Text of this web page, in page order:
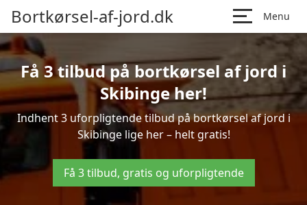
Bortkørsel-af-jord.dk Menu
Få 3 tilbud på bortkørsel af jord i
Skibinge her!
Indhent 3 uforpligtende tilbud på bortkørsel af jord i
Skibinge lige her – helt gratis!
Få 3 tilbud, gratis og uforpligtende